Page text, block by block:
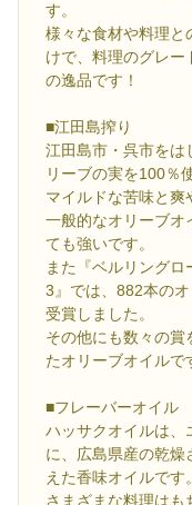
す。
様々な食材や料理と
けで、料理のグレー
の逸品です！
■江田島搾り
江田島市・呉市をは
リーブの実を100％
マイルドな苦味と爽
一般的なオリーブオ
ても強いです。
また『ベルリング
3』では、882本の
受賞しました。
その他にも数々の賞
たオリーブオイルで
■フレーバーオイル
ハッサクオイルは、
に、広島県産の乾燥
えた香味オイルです。
さまざまな料理はも